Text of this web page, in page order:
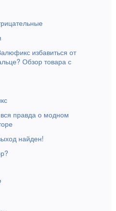
избавиться от
Обзор товара с
правда о модном
найден!